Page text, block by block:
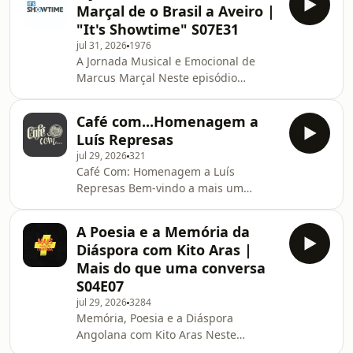
Exposição Fórmula Mágica, acolhida
pelo prestigiado Museu do Caramulo.
Esta iniciativa histórica celebra os 75
anos do nascimento da Fórmula 1
através da maior mostra alguma vez
realizada em Portugal dedicada à
categoria rainha do automob
Marçal de o Brasil a Aveiro |
"It's Showtime" S07E31
jul 31, 2026 1976
A Jornada Musical e Emocional de
Marcus Marçal Neste episódio
talentoso artista Marcus Marçal sobre
a sua fascinante viagem musical e
pessoal, desde as suas raízes no sul
do Brasil até se estabelecer na
vibrante região de Aveiro, em
Portugal. De Raízes Gaúchas à Cena
Musical em Portugal Marcus partilha
memórias marcantes da infância, o
imp
Café com...Homenagem a
Luís Represas
jul 29, 2026321
Café Com: Homenagem a Luís
Represas Bem-vindo a mais um
imperdível, preparamos uma sentida
homenagem à vida e à obra de Luís
Represas, uma das vozes mais
marcantes e inconfundíveis da
música portuguesa. Uma Viagem
Pelas Memórias e Canções Ao longo
deste episódio, recordamos o
A Poesia e a Memória da
Diáspora com Kito Aras |
Mais do que uma conversa
S04E07
jul 29, 20263284
Memória, Poesia e a Diáspora
Angolana com Kito Aras Neste